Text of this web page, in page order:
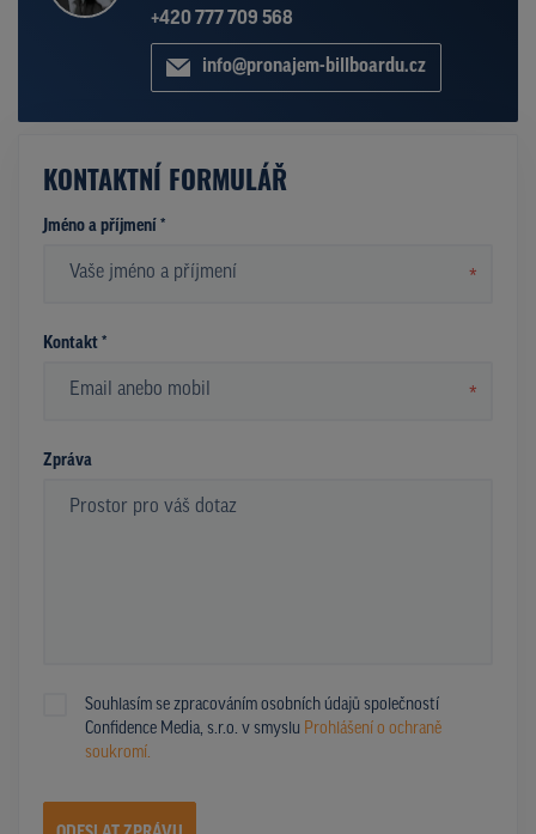
+420 777 709 568
info@pronajem-billboardu.cz
KONTAKTNÍ FORMULÁŘ
Jméno a příjmení *
*
Kontakt *
*
Zpráva
Souhlasím se zpracováním osobních údajů společností
Confidence Media, s.r.o. v smyslu Prohlášení o ochraně
soukromí.